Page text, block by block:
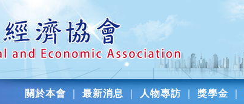
關於本會 最新消息 人物專訪 獎學金